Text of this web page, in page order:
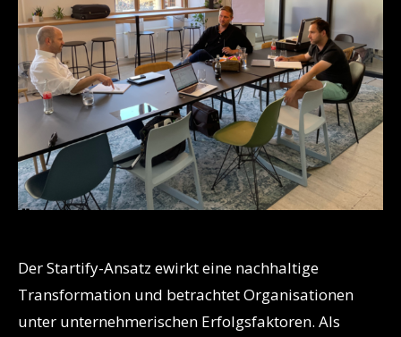
Der Startify-Ansatz ewirkt eine nachhaltige
Transformation und betrachtet Organisationen
unter unternehmerischen Erfolgsfaktoren. Als